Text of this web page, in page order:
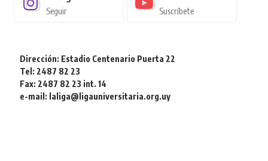
Seguir Suscríbete
Dirección: Estadio Centenario Puerta 22
Tel: 2487 82 23
Fax: 2487 82 23 int. 14
e-mail: laliga@ligauniversitaria.org.uy